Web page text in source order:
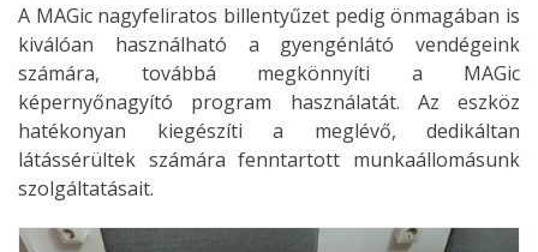
A MAGic nagyfeliratos billentyűzet pedig önmagában is
kiválóan használható a gyengénlátó vendégeink
számára, továbbá megkönnyíti a MAGic
képernyőnagyító program használatát. Az eszköz
hatékonyan kiegészíti a meglévő, dedikáltan
látássérültek számára fenntartott munkaállomásunk
szolgáltatásait.